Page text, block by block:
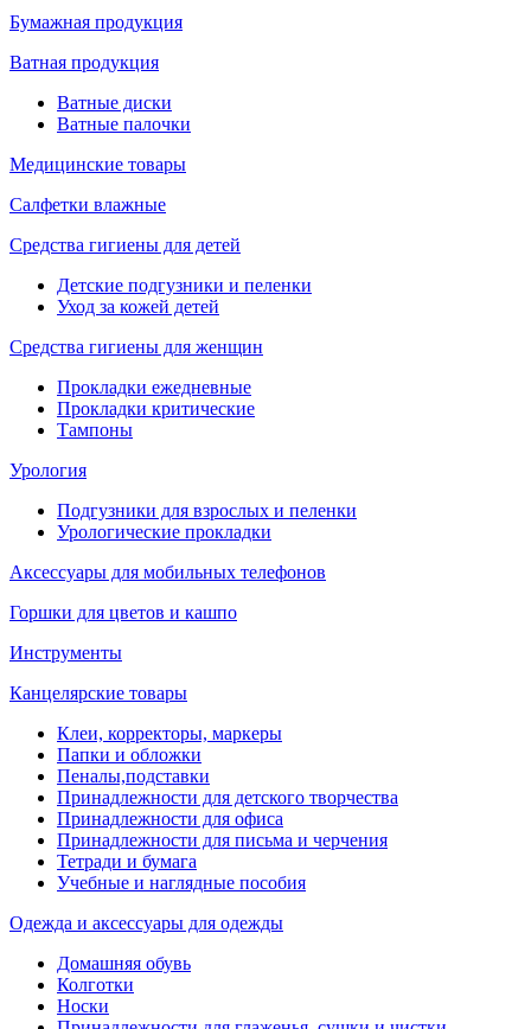
Бумажная продукция
Ватная продукция
Ватные диски
Ватные палочки
Медицинские товары
Салфетки влажные
Средства гигиены для детей
Детские подгузники и пеленки
Уход за кожей детей
Средства гигиены для женщин
Прокладки ежедневные
Прокладки критические
Тампоны
Урология
Подгузники для взрослых и пеленки
Урологические прокладки
Аксессуары для мобильных телефонов
Горшки для цветов и кашпо
Инструменты
Канцелярские товары
Клеи, корректоры, маркеры
Папки и обложки
Пеналы,подставки
Принадлежности для детского творчества
Принадлежности для офиса
Принадлежности для письма и черчения
Тетради и бумага
Учебные и наглядные пособия
Одежда и аксессуары для одежды
Домашняя обувь
Колготки
Носки